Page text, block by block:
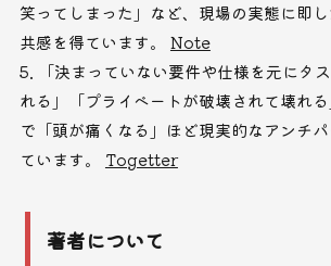
笑ってしまった」など、現場の実態に即
共感を得ています。 Note
「決まっていない要件や仕様を元にタ
れる」「プライベートが破壊されて壊れ
で「頭が痛くなる」ほど現実的なアンチ
ています。 Togetter
著者について